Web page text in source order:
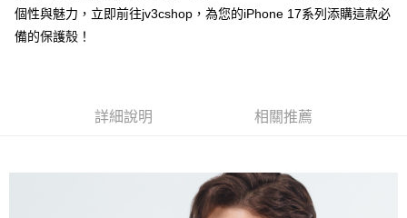
１．透過由恩沛科技股份有限公司提供之「AFTEE先享後付」服務完成之交
易，需依本服務之必要範圍內提供個人資料，並將交易相關給付款項請求債
權轉讓予恩沛科技股份有限公司。
請求用戶進行身份認證。
５．嚴禁一人註冊多個帳號或使用他人資訊註冊。若發現惡意使用之情形，
恩沛科技股份有限公司將有權停止該用戶之使用額度並採取法律行動。
每筆NT$80，滿NT$699(含以上)免運費
個性與魅力，立即前往jv3cshop，為您的iPhone 17系列添購這款必
備的保護殼！
詳細說明 相關推薦